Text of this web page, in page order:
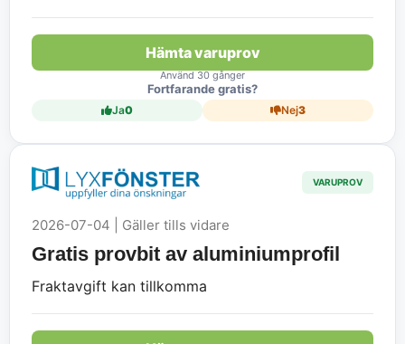
Hämta varuprov
Använd 30 gånger
Fortfarande gratis?
Ja0 Nej3
VARUPROV
2026-07-04 | Gäller tills vidare
Gratis provbit av aluminiumprofil
Fraktavgift kan tillkomma